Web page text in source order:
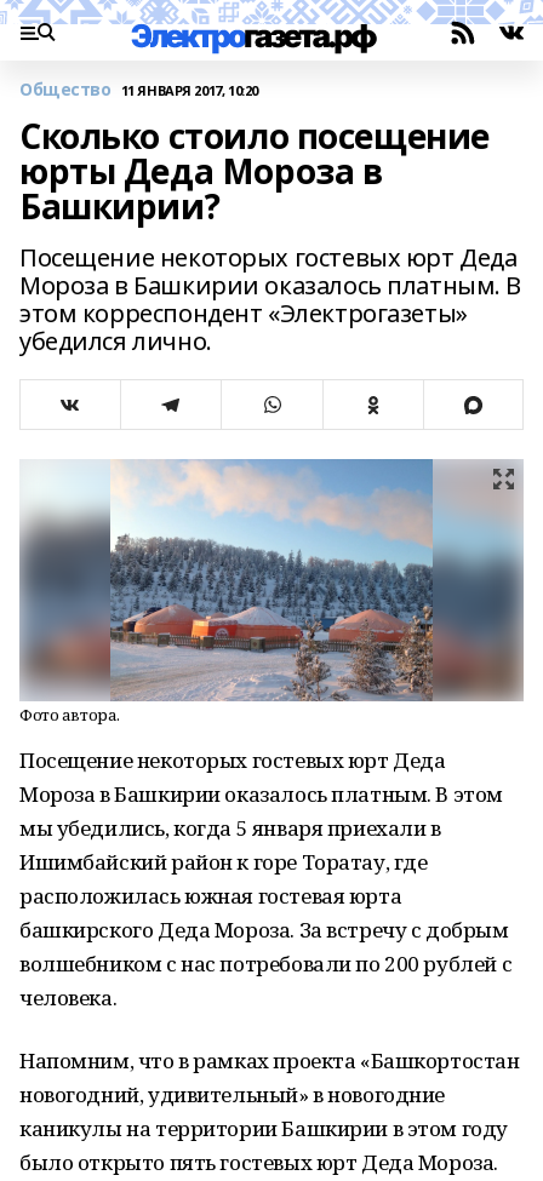
Общество 11 ЯНВАРЯ 2017, 10:20
Сколько стоило посещение
юрты Деда Мороза в
Башкирии?
Посещение некоторых гостевых юрт Деда
Мороза в Башкирии оказалось платным. В
этом корреспондент «Электрогазеты»
убедился лично.
Фото автора.
Посещение некоторых гостевых юрт Деда
Мороза в Башкирии оказалось платным. В этом
мы убедились, когда 5 января приехали в
Ишимбайский район к горе Торатау, где
расположилась южная гостевая юрта
башкирского Деда Мороза. За встречу с добрым
волшебником с нас потребовали по 200 рублей с
человека.
Напомним, что в рамках проекта «Башкортостан
новогодний, удивительный» в новогодние
каникулы на территории Башкирии в этом году
было открыто пять гостевых юрт Деда Мороза.